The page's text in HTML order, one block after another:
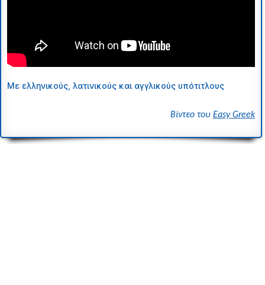
Με ελληνικούς, λατινικούς και αγγλικούς υπότιτλους
Bίντεο του Easy Greek